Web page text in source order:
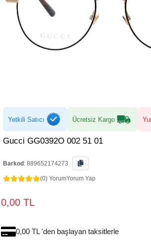
Yetkili Satıcı Ücretsiz Kargo
Gucci GG0392O 002 51 01
Barkod : 889652174273
(0) YorumYorum Yap
0,00 TL
0,00 TL 'den başlayan taksitlerle